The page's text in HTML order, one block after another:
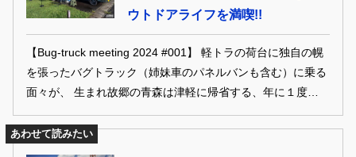
ウトドアライフを満喫!!
【Bug-truck meeting 2024 #001】 軽トラの荷台に独自の幌
を張ったバグトラック（姉妹車のパネルバンも含む）に乗る
面々が、 生まれ故郷の青森は津軽に帰省する、年に１度の恒
ング＆キャンプで絆を深め合うのでした。
あわせて読みたい